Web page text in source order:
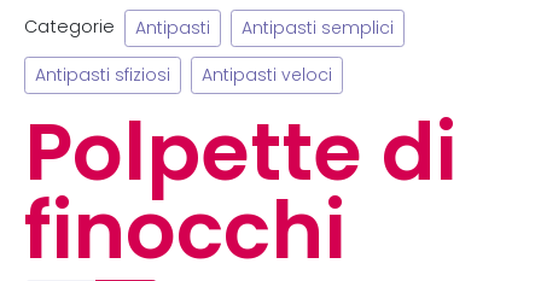
Categorie Antipasti Antipasti semplici
Antipasti sfiziosi Antipasti veloci
Polpette di
finocchi